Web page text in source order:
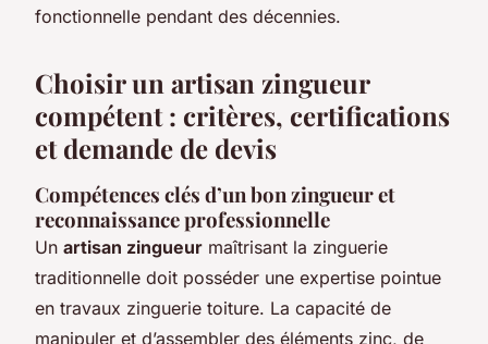
fonctionnelle pendant des décennies.
Choisir un artisan zingueur
compétent : critères, certifications
et demande de devis
Compétences clés d’un bon zingueur et
reconnaissance professionnelle
Un artisan zingueur maîtrisant la zinguerie
traditionnelle doit posséder une expertise pointue
en travaux zinguerie toiture. La capacité de
manipuler et d’assembler des éléments zinc, de